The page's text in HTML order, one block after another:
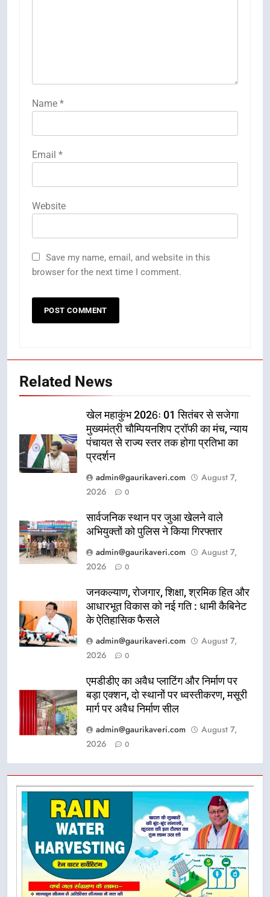
Name *
Email *
Website
Save my name, email, and website in this
browser for the next time I comment.
Related News
खेल महाकुंभ 2026ः 01 सितंबर से सजेगा
मुख्यमंत्री चौम्पियनशिप ट्रॉफी का मंच, न्याय
पंचायत से राज्य स्तर तक होगा प्रतिभा का
प्रदर्शन
admin@gaurikaveri.com
August 7,
2026
0
सार्वजनिक स्थान पर जुआ खेलने वाले
अभियुक्तों को पुलिस ने किया गिरफ्तार
admin@gaurikaveri.com
August 7,
2026
0
जनकल्याण, रोजगार, शिक्षा, श्रमिक हित और
आधारभूत विकास को नई गति : धामी कैबिनेट
के ऐतिहासिक फैसले
admin@gaurikaveri.com
August 7,
2026
0
एमडीडीए का अवैध प्लाटिंग और निर्माण पर
बड़ा एक्शन, दो स्थानों पर ध्वस्तीकरण, मसूरी
मार्ग पर अवैध निर्माण सील
admin@gaurikaveri.com
August 7,
2026
0